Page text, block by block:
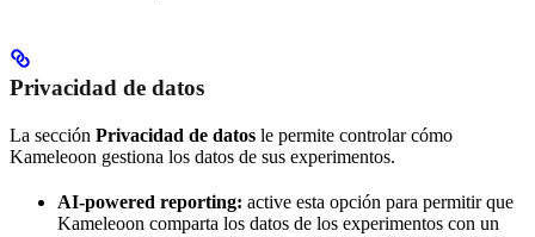
Privacidad de datos
La sección Privacidad de datos le permite controlar cómo
Kameleoon gestiona los datos de sus experimentos.
AI-powered reporting: active esta opción para permitir que
Kameleoon comparta los datos de los experimentos con un